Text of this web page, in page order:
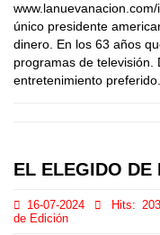
único presidente
dinero. En los 63 años
programas de televisión.
entretenimiento
EL ELEGIDO DE
16-07-2024 Hits:
de Edición